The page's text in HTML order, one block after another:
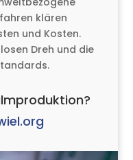
klären
und Kosten.
Dreh und die